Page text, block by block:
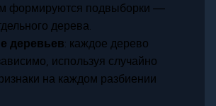
формируются подвыборки —
дерева.
деревьев: каждое дерево
используя случайно
на каждом разбиении